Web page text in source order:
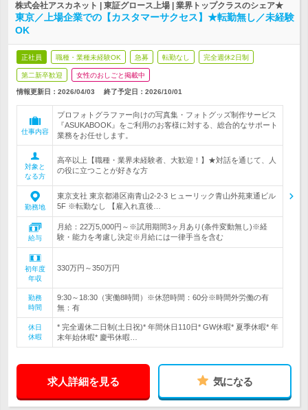
株式会社アスカネット | 東証グロース上場 | 業界トップクラスのシェア★
東京／上場企業での【カスタマーサクセス】★転勤無し／未経験
OK
正社員 職種・業種未経験OK 急募 転勤なし 完全週休2日制
第二新卒歓迎 女性のおしごと掲載中
情報更新日：2026/04/03 終了予定日： 2026/10/01
仕事内容
プロフォトグラファー向けの写真集・フォトグッズ制作サービス
『ASUKABOOK』をご利用のお客様に対する、総合的なサポート
業務をお任せします。
対象と
なる方
高卒以上【職種・業界未経験者、大歓迎！】★対話を通じて、人
の役に立つことが好きな方
勤務地
東京支社 東京都港区南青山2-2-3 ヒューリック青山外苑東通ビル
5F ※転勤なし 【雇入れ直後…
給与
月給：22万5,000円～※試用期間3ヶ月あり(条件変動無し)※経
験・能力を考慮し決定※月給には一律手当を含む
初年度
年収
330万円～350万円
勤務
時間
9:30～18:30（実働8時間）※休憩時間：60分※時間外労働の有
無：有
休日
休暇
* 完全週休二日制(土日祝)* 年間休日110日* GW休暇* 夏季休暇* 年
末年始休暇* 慶弔休暇…
求人詳細を見る 気になる